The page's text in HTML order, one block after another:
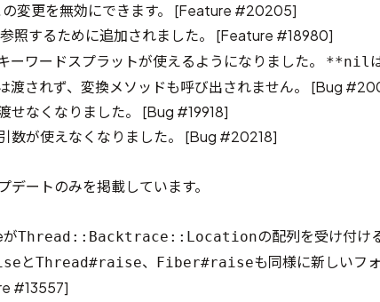
変更を無効にできます。 [Feature #20205]
照するために追加されました。 [Feature #18980]
ーワードスプラットが使えるようになりました。
**nil
渡されず、変換メソッドも呼び出されません。 [Bug
せなくなりました。 [Bug #19918]
数が使えなくなりました。 [Bug #20218]
ートのみを掲載しています。
Thread::Backtrace::Locationの配列を受け付け
とThread#raise、 Fiber#raiseも同様に新しいフ
#13557]